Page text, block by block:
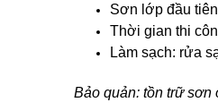
Sơn lớp đầu
Thời gian thi
Làm sạch: rửa
Bảo quản: tồn trữ sơn